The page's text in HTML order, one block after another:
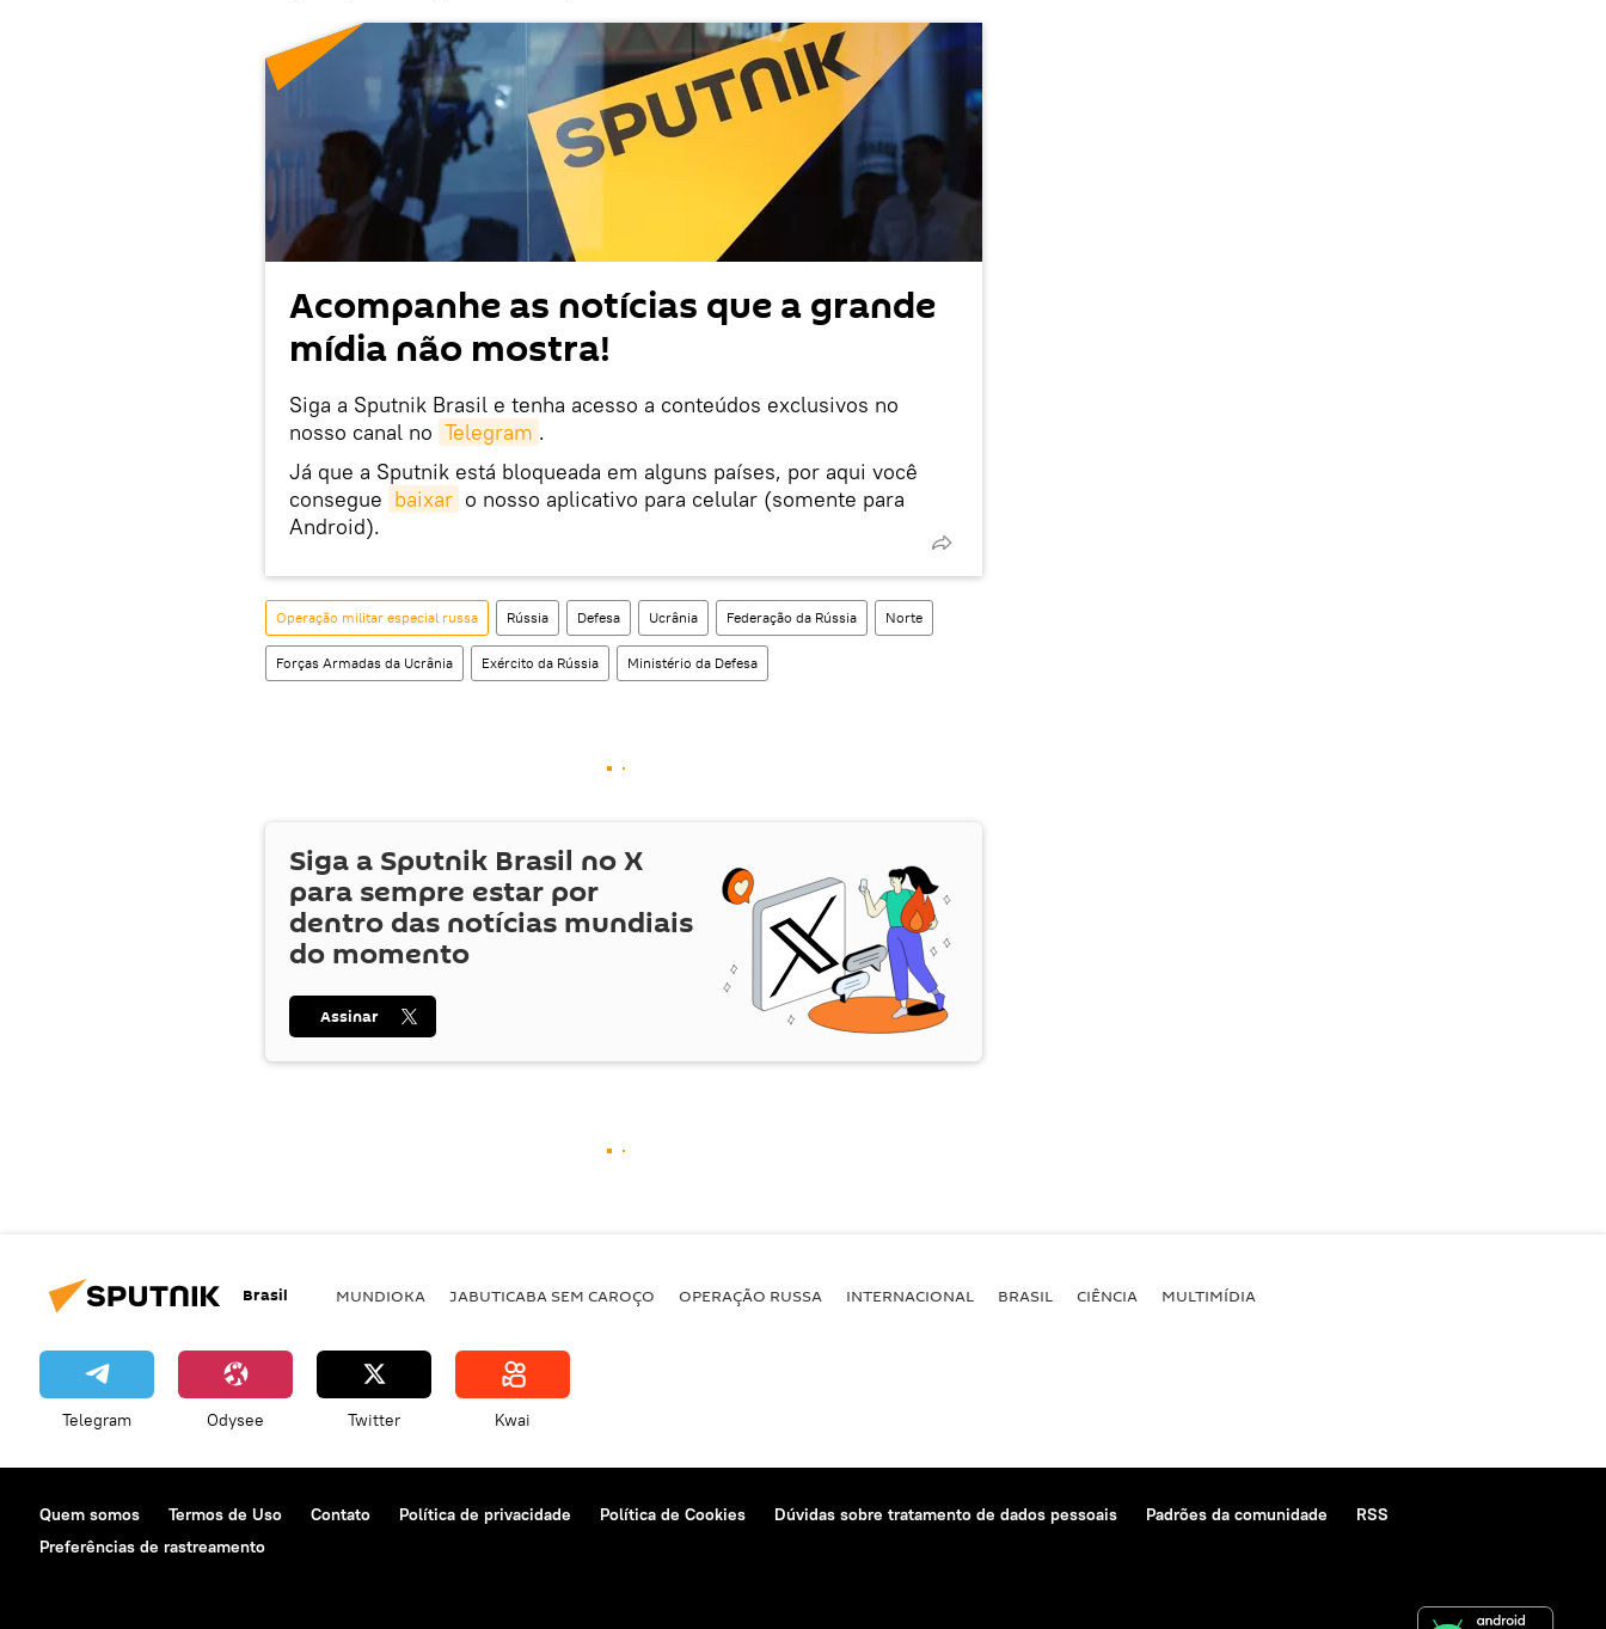
Acompanhe as notícias que a grande
mídia não mostra!
Siga a Sputnik Brasil e tenha acesso a conteúdos exclusivos no
nosso canal no Telegram .
Já que a Sputnik está bloqueada em alguns países, por aqui você
consegue baixar o nosso aplicativo para celular (somente para
Android).
Operação militar especial russa Rússia Defesa Ucrânia Federação da Rússia Norte
Forças Armadas da Ucrânia Exército da Rússia Ministério da Defesa
Siga a Sputnik Brasil noX
para sempre estar por
dentro das notícias mundiais
do momento
Assinar
Brasil MUNDIOKA JABUTICABA SEM CAROÇO OPERAÇÃO RUSSA INTERNACIONAL BRASIL CIÊNCIA MULTIMÍDIA
Telegram Odysee Twitter Kwai
Quem somos Termos de Uso Contato Política de privacidade Política de Cookies Dúvidas sobre tratamento de dados pessoais Padrões da comunidade
RSS
Preferências de rastreamento